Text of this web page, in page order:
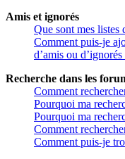
Amis et ignorés
Que sont mes listes
Comment puis-je
d’amis ou d’ignorés
Recherche dans les
Comment
Pourquoi ma
Pourquoi ma
Comment
Comment puis-je